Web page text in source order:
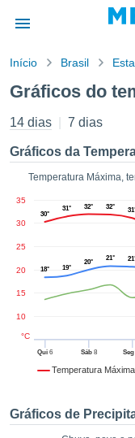
da
foi
por
para
que as
a este
forma
digital
Início Brasil
Gráficos do
14 dias 7 dias
Gráficos da
Temperatura Máxima,
Temperatura Máxima
Qui 6 Sáb8 Seg
10
15
20
25
30
35
°C
30°
31° 32° 32°
18° 19°
20°
21°
Gráficos de